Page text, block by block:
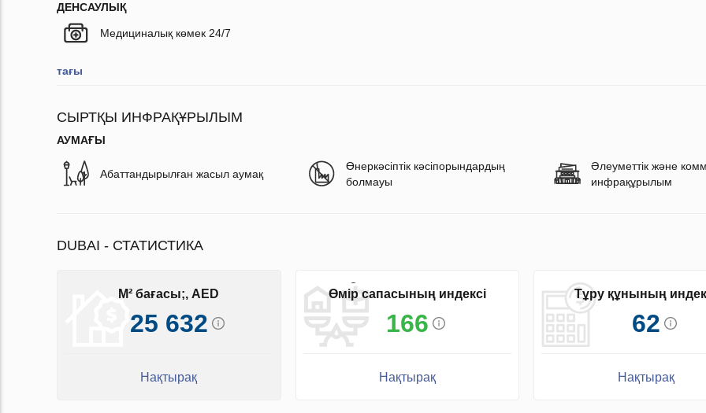
ДЕНСАУЛЫҚ
Медициналық көмек 24/7
тағы
СЫРТҚЫ ИНФРАҚҰРЫЛЫМ
АУМАҒЫ
Абаттандырылған жасыл аумақ
Өнеркәсіптік кәсіпорындардың
болмауы
Әлеуметтік және
инфрақұрылым
DUBAI - СТАТИСТИКА
M² бағасы;, AED
25 632
Нақтырақ
Өмір сапасының индексі
166
Нақтырақ
Тұру құнының
62
Нақтырақ